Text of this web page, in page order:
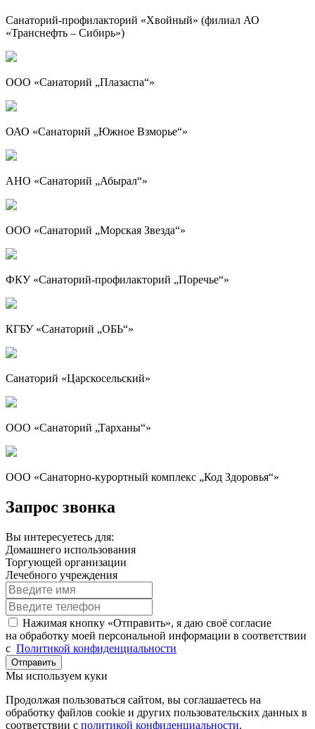
Санаторий-профилакторий «Хвойный» (филиал АО
«Транснефть – Сибирь»)
ООО «Санаторий „Плазаспа“»
ОАО «Санаторий „Южное Взморье“»
АНО «Санаторий „Абырал“»
ООО «Санаторий „Морская Звезда“»
ФКУ «Санаторий-профилакторий „Поречье“»
КГБУ «Санаторий „ОБЬ“»
Санаторий «Царскосельский»
ООО «Санаторий „Тарханы“»
ООО «Санаторно-курортный комплекс „Код Здоровья“»
Запрос звонка
Вы интересуетесь для:
Домашнего использования
Торгующей организации
Лечебного учреждения
Нажимая кнопку «Отправить», я даю своё согласие
на обработку моей персональной информации в соответствии
с Политикой конфиденциальности
Отправить
Мы используем куки
Продолжая пользоваться сайтом, вы соглашаетесь на
обработку файлов cookie и других пользовательских данных в
соответствии с политикой конфиденциальности.